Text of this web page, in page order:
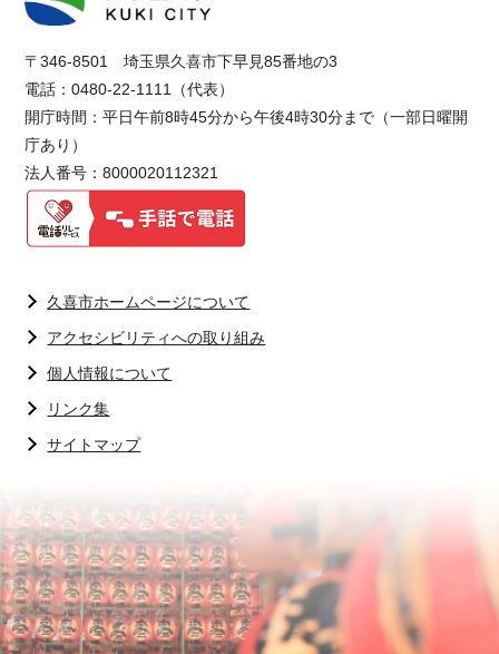
〒346-8501 埼玉県久喜市下早見85番地の3
電話：0480-22-1111（代表）
開庁時間：平日午前8時45分から午後4時30分まで（一部日曜開
庁あり）
法人番号：8000020112321
久喜市ホームページについて
アクセシビリティへの取り組み
個人情報について
リンク集
サイトマップ